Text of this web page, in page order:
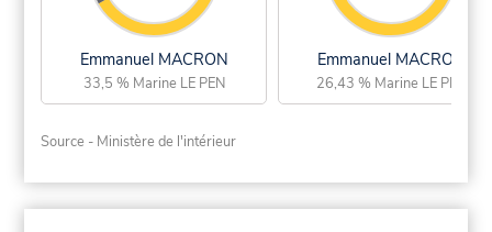
Emmanuel MACRON
33,5 % Marine LE PEN
Emmanuel MACRON
26,43 % Marine LE PEN
Source - Ministère de l'intérieur